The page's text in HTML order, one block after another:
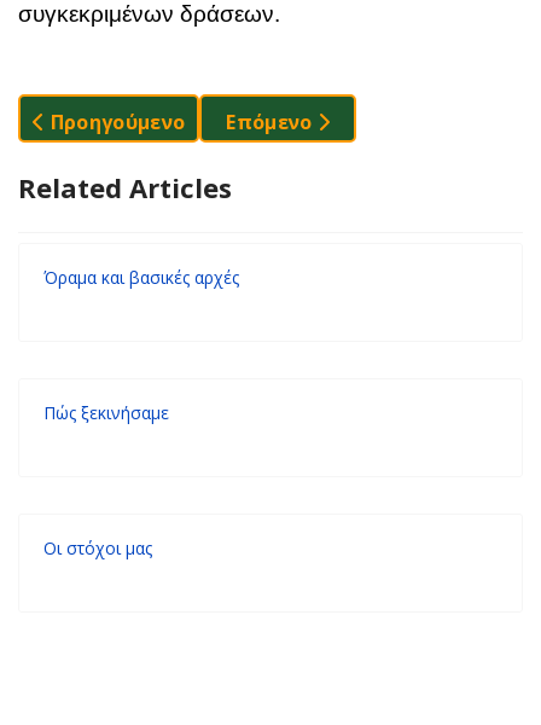
συγκεκριμένων δράσεων.
Προηγούμενο Άρθρο: Ευχαριστήρια
Προηγούμενο Επόμενο Άρθρο: Ιδρυτικά
Επόμενο
Related Articles
Όραμα και βασικές αρχές
Πώς ξεκινήσαμε
Οι στόχοι μας